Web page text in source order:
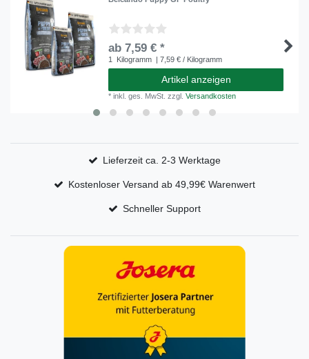
ab 7,59 € *
1 Kilogramm | 7,59 € / Kilogramm
Artikel anzeigen
*inkl. ges. MwSt. zzgl.Versandkosten
Lieferzeit ca. 2-3 Werktage
Kostenloser Versand ab 49,99€ Warenwert
Schneller Support